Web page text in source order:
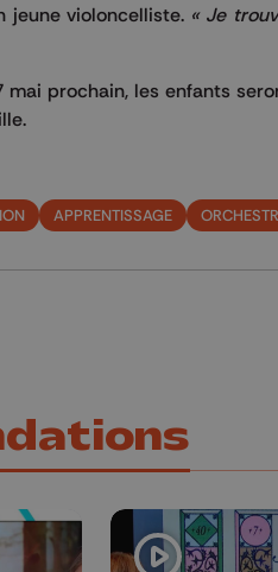
jeune violoncelliste. « Je
prochain, les enfants
APPRENTISSAGE